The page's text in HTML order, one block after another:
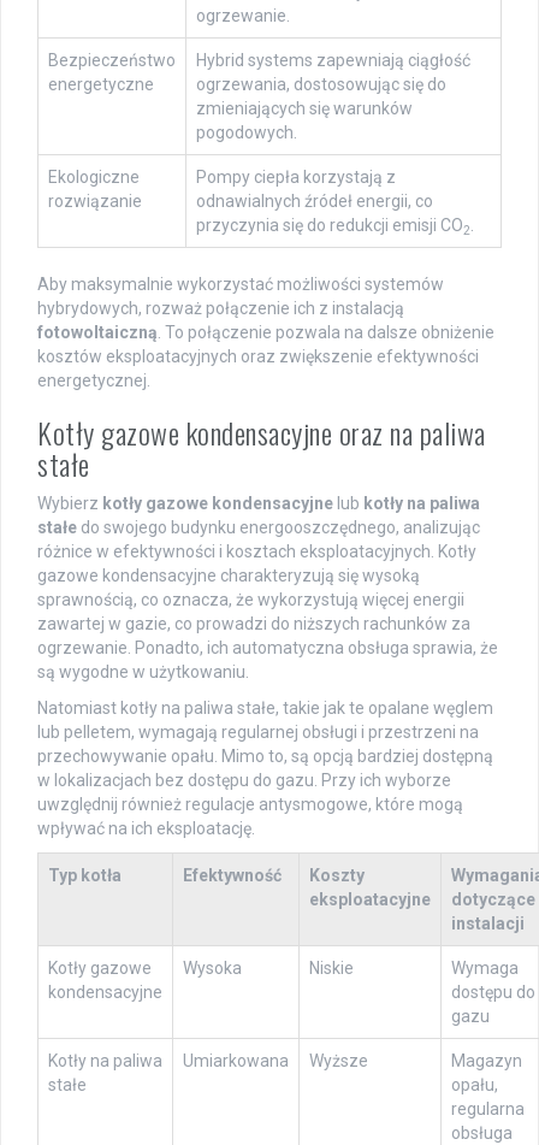
ogrzewanie.
Bezpieczeństwo
energetyczne
Hybrid systems zapewniają ciągłość
ogrzewania, dostosowując się do
zmieniających się warunków
pogodowych.
Ekologiczne
rozwiązanie
Pompy ciepła korzystają z
odnawialnych źródeł energii, co
przyczynia się do redukcji emisji CO2.
Aby maksymalnie wykorzystać możliwości systemów
hybrydowych, rozważ połączenie ich z instalacją
fotowoltaiczną. To połączenie pozwala na dalsze obniżenie
kosztów eksploatacyjnych oraz zwiększenie efektywności
energetycznej.
Kotły gazowe kondensacyjne oraz na paliwa
stałe
Wybierz kotły gazowe kondensacyjne lub kotły na paliwa
stałe do swojego budynku energooszczędnego, analizując
różnice w efektywności i kosztach eksploatacyjnych. Kotły
gazowe kondensacyjne charakteryzują się wysoką
sprawnością, co oznacza, że wykorzystują więcej energii
zawartej w gazie, co prowadzi do niższych rachunków za
ogrzewanie. Ponadto, ich automatyczna obsługa sprawia, że
są wygodne w użytkowaniu.
Natomiast kotły na paliwa stałe, takie jak te opalane węglem
lub pelletem, wymagają regularnej obsługi i przestrzeni na
przechowywanie opału. Mimo to, są opcją bardziej dostępną
w lokalizacjach bez dostępu do gazu. Przy ich wyborze
uwzględnij również regulacje antysmogowe, które mogą
wpływać na ich eksploatację.
Typ kotła Efektywność
Koszty
eksploatacyjne
dotyczące
instalacji
Kotły gazowe
kondensacyjne
Wysoka Niskie
Wymaga
dostępu do
gazu
Kotły na paliwa
stałe
Umiarkowana Wyższe
Magazyn
opału,
regularna
obsługa